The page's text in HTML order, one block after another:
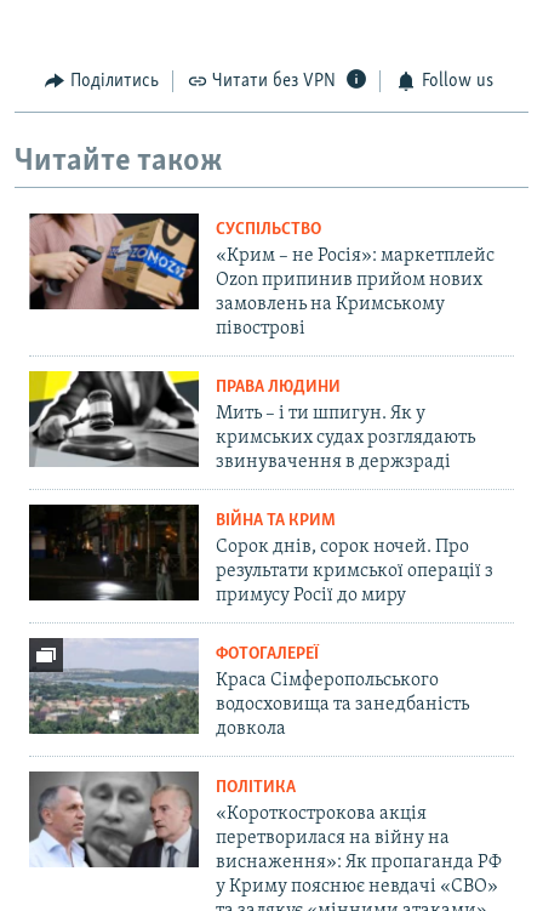
Поділитись Читати без VPN Follow us
Читайте також
СУСПІЛЬСТВО
«Крим – не Росія»: маркетплейс
Ozon припинив прийом нових
замовлень на Кримському
півострові
ПРАВА ЛЮДИНИ
Мить – і ти шпигун. Як у
кримських судах розглядають
звинувачення в держзраді
ВІЙНА ТА КРИМ
Сорок днів, сорок ночей. Про
результати кримської операції з
примусу Росії до миру
ФОТОГАЛЕРЕЇ
Краса Сімферопольського
водосховища та занедбаність
довкола
ПОЛІТИКА
«Короткострокова акція
перетворилася на війну на
виснаження»: Як пропаганда РФ
у Криму пояснює невдачі «СВО»